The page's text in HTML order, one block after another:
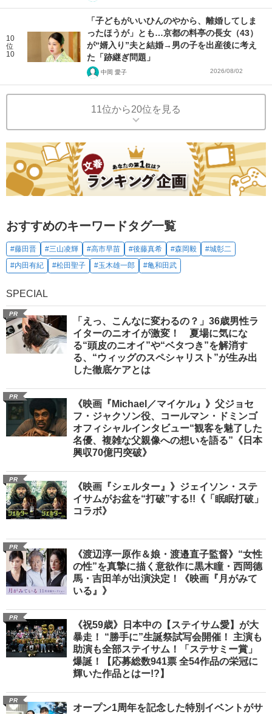
10
位
10
「子どもがいいひんのやから、離婚してしま
ったほうが」とも…京都の料亭の長女（43）
が“婿入り”夫と結婚→男の子を出産後に考え
た「跡継ぎ問題」
中岡 愛子 2026/08/02
11位から20位を見る
おすすめのキーワードタグ一覧
#藤田晋 #三山凌輝 #高市早苗 #後藤真希 #森岡毅
#城彰二
#内田有紀
#松田聖子 #玉木雄一郎 #亀和田武
SPECIAL
PR
「えっ、こんなに変わるの？」36歳男性ラ
イターのニオイが激変！ 夏場に気にな
る“頭皮のニオイ”や“ベタつき”を解消す
る、“ウィッグのスペシャリスト”が生み出
した徹底ケアとは
PR
《映画『Michael／マイケル』》父ジョセ
フ・ジャクソン役、コールマン・ドミンゴ
オフィシャルインタビュー“観客を魅了した
名優、複雑な父親像への想いを語る”《日本
興収70億円突破》
PR
《映画『シェルター』》ジェイソン・ステ
イサムがお盆を“打破”する!!《「眠眠打破」
コラボ》
PR
《渡辺淳一原作＆娘・渡邉直子監督》“女性
の性”を真摯に描く意欲作に黒木瞳・西岡德
馬・吉田羊が出演決定！《映画『月がみて
いる』》
PR
《祝59歳》日本中の【ステイサム愛】が大
暴走！ “勝手に”生誕祭試写会開催！ 主演も
助演も全部ステイサム！「ステサミー賞」
爆誕！【応募総数941票 全54作品の栄冠に
輝いた作品とはー!?】
PR
オープン1周年を記念した特別イベントがサ